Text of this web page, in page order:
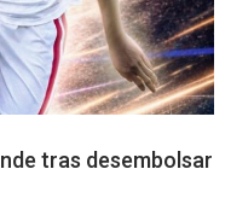
tras desembolsar